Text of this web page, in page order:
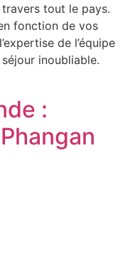
tout le pays.
fonction de vos
de l’équipe
inoubliable.
: